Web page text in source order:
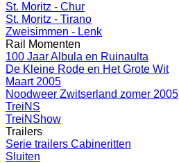
St. Moritz - Chur
St. Moritz - Tirano
Zweisimmen - Lenk
Rail Momenten
100 Jaar Albula en Ruinaulta
De Kleine Rode en Het Grote Wit
Maart 2005
Noodweer Zwitserland zomer 2005
TreiNS
TreiNShow
Trailers
Serie trailers Cabineritten
Sluiten